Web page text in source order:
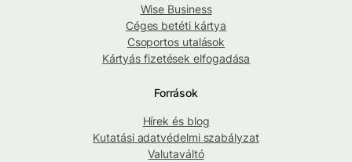
Wise Business
Céges betéti kártya
Csoportos utalások
Kártyás fizetések elfogadása
Források
Hírek és blog
Kutatási adatvédelmi szabályzat
Valutaváltó